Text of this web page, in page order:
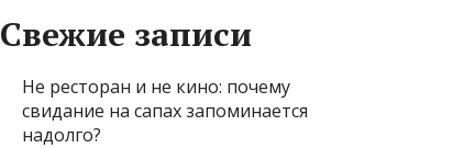
Свежие записи
Не ресторан и не кино: почему
свидание на сапах запоминается
надолго?